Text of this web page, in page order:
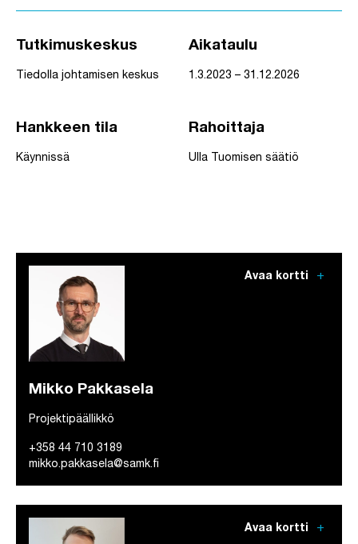
Tutkimuskeskus
Tiedolla johtamisen keskus
Aikataulu
1.3.2023 – 31.12.2026
Hankkeen tila
Käynnissä
Rahoittaja
Ulla Tuomisen säätiö
Avaa kortti add
Mikko Pakkasela
Projektipäällikkö
+358 44 710 3189
mikko.pakkasela@samk.fi
Avaa kortti add